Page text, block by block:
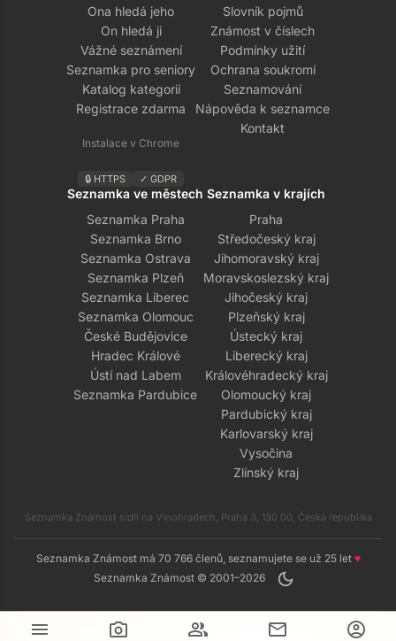
Přejít na hlavní obsah
menu camera_alt group mail account_circle
Ona hledá jeho
On hledá ji
Vážné seznámení
Seznamka pro seniory
Katalog kategorií
Registrace zdarma
Instalace v Chrome
🔒 HTTPS ✓ GDPR
Slovník pojmů
Známost v číslech
Podmínky užití
Ochrana soukromí
Seznamování
Nápověda k seznamce
Kontakt
Seznamka ve městech
Seznamka Praha
Seznamka Brno
Seznamka Ostrava
Seznamka Plzeň
Seznamka Liberec
Seznamka Olomouc
České Budějovice
Hradec Králové
Ústí nad Labem
Seznamka Pardubice
Seznamka v krajích
Praha
Středočeský kraj
Jihomoravský kraj
Moravskoslezský kraj
Jihočeský kraj
Plzeňský kraj
Ústecký kraj
Liberecký kraj
Královéhradecký kraj
Olomoucký kraj
Pardubický kraj
Karlovarský kraj
Vysočina
Zlínský kraj
Seznamka Známost sídlí na Vinohradech, Praha 3, 130 00, Česká republika
Seznamka Známost má 70 766 členů, seznamujete se už 25 let ♥
Seznamka Známost © 2001–2026
dark_mode